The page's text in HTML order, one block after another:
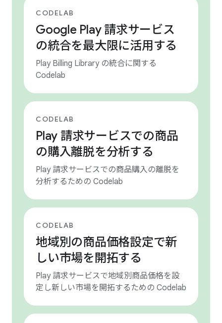
CODELAB
Google Play 請求サービス
の統合を最大限に活用する
Play Billing Library の統合に関する
Codelab
CODELAB
Play 請求サービスでの商品
の購入離脱を分析する
Play 請求サービスでの商品購入の離脱を
分析するための Codelab
CODELAB
地域別の商品価格設定で新
しい市場を開拓する
Play 請求サービスで地域別商品価格を設
定し新しい市場を開拓するための Codelab